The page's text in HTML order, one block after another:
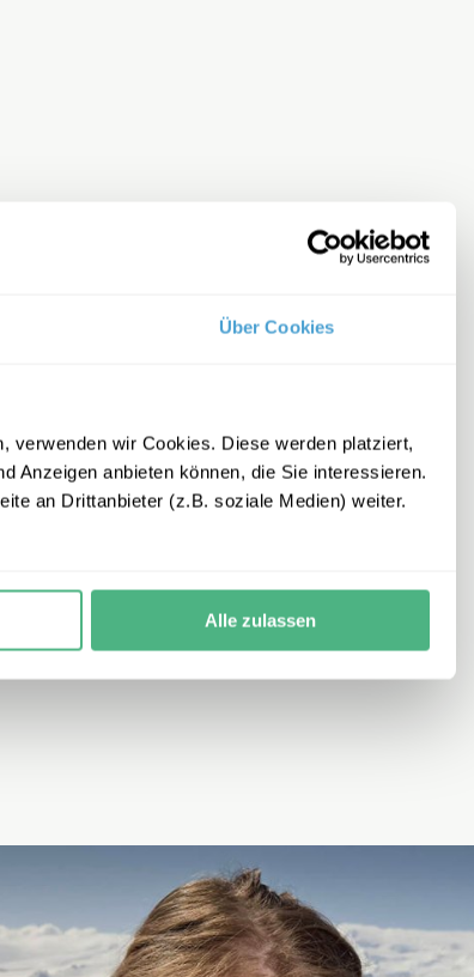
Über Cookies
verwenden wir Cookies. Diese werden platziert,
Anzeigen anbieten können, die Sie interessieren.
an Drittanbieter (z.B. soziale Medien) weiter.
Alle zulassen